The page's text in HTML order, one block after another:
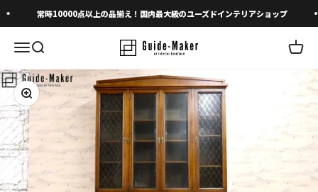
コンテンツへスキップ
常時10000点以上の品揃え！国内最大級のユーズドインテリアショップ
メニューを開く
検索を開く カー
ズームイン